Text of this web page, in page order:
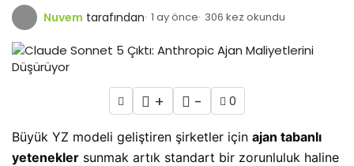
Nuvem tarafından 1 ay önce 306 kez okundu
+ - 0
Büyük YZ modeli geliştiren şirketler için ajan tabanlı
yetenekler sunmak artık standart bir zorunluluk haline